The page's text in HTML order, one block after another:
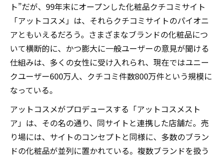
ト”だが、99年末にオープンした化粧品クチコミサイト
「アットコスメ」は、それらクチコミサイトのパイオニ
アともいえるだろう。さまざまなブランドの化粧品につ
いて横断的に、かつ膨大に一般ユーザーの意見が聞ける
仕組みは、多くの女性に受け入れられ、現在ではユニー
クユーザー600万人、クチコミ件数800万件という規模に
なっている。
アットコスメがプロデュースする「アットコスメスト
ア」は、その名の通り、同サイトと連携した店舗だ。売
り場には、サイトのコンセプトと同様に、多数のブラン
ドの化粧品が並列に置かれている。複数ブランドを扱う